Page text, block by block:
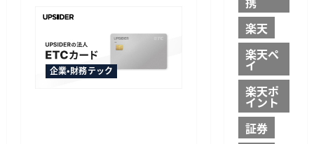
企業・財務テック
楽天
楽天ペ
イ
楽天ポ
イント
証券